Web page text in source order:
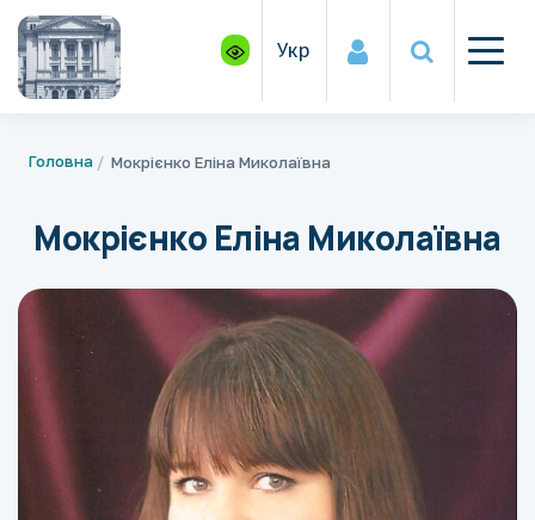
Укр
Головна Мокрієнко Еліна Миколаївна
Мокрієнко Еліна Миколаївна